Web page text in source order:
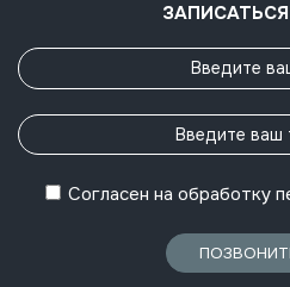
Согласен на обработку